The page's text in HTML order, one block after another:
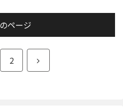
ページ
2
次